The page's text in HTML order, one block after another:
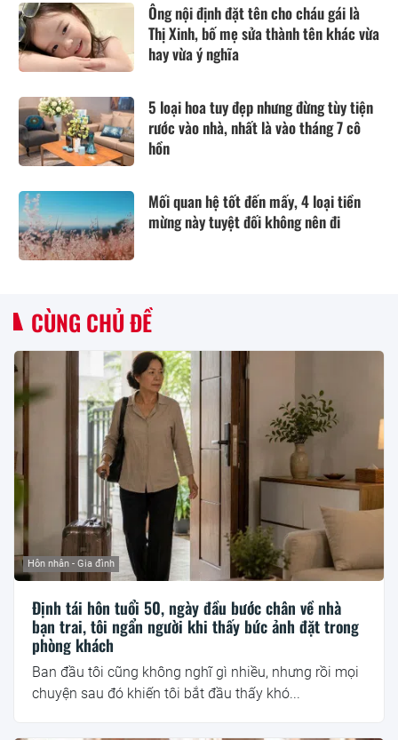
Ông nội định đặt tên cho cháu gái là
Thị Xinh, bố mẹ sửa thành tên khác vừa
hay vừa ý nghĩa
5 loại hoa tuy đẹp nhưng đừng tùy tiện
rước vào nhà, nhất là vào tháng 7 cô
hồn
Mối quan hệ tốt đến mấy, 4 loại tiền
mừng này tuyệt đối không nên đi
CÙNG CHỦ ĐỀ
Hôn nhân - Gia đình
Định tái hôn tuổi 50, ngày đầu bước chân về nhà
bạn trai, tôi ngẩn người khi thấy bức ảnh đặt trong
phòng khách
Ban đầu tôi cũng không nghĩ gì nhiều, nhưng rồi mọi
chuyện sau đó khiến tôi bắt đầu thấy khó...